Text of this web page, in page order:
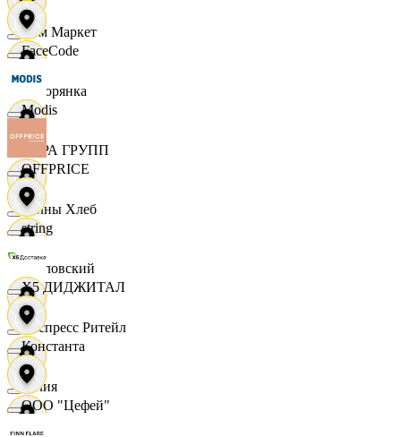
Хом Маркет
Хуторянка
ЦЕРА ГРУПП
Челны Хлеб
Чкаловский
Экспресс Ритейл
Юлия
FaceCode
Modis
OFFPRICE
string
X5 ДИДЖИТАЛ
Константа
ООО "Цефей"